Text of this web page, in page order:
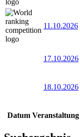
11.10.2026
17.10.2026
18.10.2026
Datum Veranstaltung